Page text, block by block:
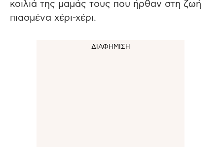
κοιλιά της μαμάς τους που ήρθαν στη ζωή
πιασμένα χέρι-χέρι.